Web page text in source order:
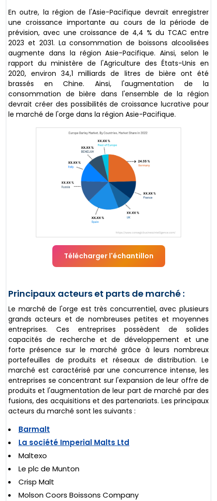
En outre, la région de l'Asie-Pacifique devrait enregistrer
une croissance importante au cours de la période de
prévision, avec une croissance de 4,4 % du TCAC entre
2023 et 2031. La consommation de boissons alcoolisées
augmente dans la région Asie-Pacifique. Ainsi, selon le
rapport du ministère de l'Agriculture des États-Unis en
2020, environ 34,1 milliards de litres de bière ont été
brassés en Chine. Ainsi, l'augmentation de la
consommation de bière dans l'ensemble de la région
devrait créer des possibilités de croissance lucrative pour
le marché de l'orge dans la région Asie-Pacifique.
Télécharger l'échantillon
Principaux acteurs et parts de marché :
Le marché de l'orge est très concurrentiel, avec plusieurs
grands acteurs et de nombreuses petites et moyennes
entreprises. Ces entreprises possèdent de solides
capacités de recherche et de développement et une
forte présence sur le marché grâce à leurs nombreux
portefeuilles de produits et réseaux de distribution. Le
marché est caractérisé par une concurrence intense, les
entreprises se concentrant sur l'expansion de leur offre de
produits et l'augmentation de leur part de marché par des
fusions, des acquisitions et des partenariats. Les principaux
acteurs du marché sont les suivants :
Barmalt
La société Imperial Malts Ltd
Maltexo
Le plc de Munton
Crisp Malt
Molson Coors Boissons Company